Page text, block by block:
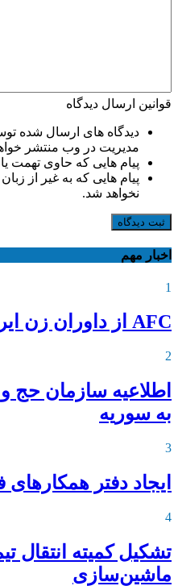
قوانین ارسال دیدگاه
دیدگاه های ارسال شده
مدیریت در وب منتشر
پیام هایی که حاوی تهمت
پیام هایی که به غیر از
نخواهد شد.
ثبت دیدگاه
اخبار مهم
1
AFC از داوران زن ایران دعوت کرد
2
اطلاعیه‌ سازمان حج
به سوریه
3
ایجاد دفتر
4
تشکیل کمیته انتقال
ماشین‌سازی